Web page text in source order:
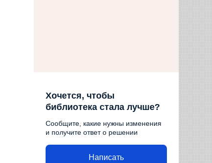
Хочется, чтобы
библиотека стала лучше?
Сообщите, какие нужны изменения
и получите ответ о решении
Написать